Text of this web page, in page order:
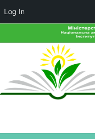
Log In